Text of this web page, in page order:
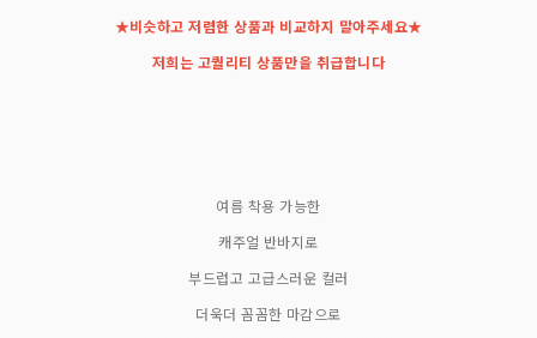
★비슷하고 저렴한 상품과 비교하지 말아주세요★
저희는 고퀄리티 상품만을 취급합니다
여름 착용 가능한
캐주얼 반바지로
부드럽고 고급스러운 컬러
더욱더 꼼꼼한 마감으로